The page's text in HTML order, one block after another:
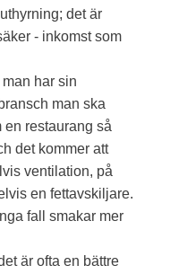
det är
- inkomst som
har sin
man ska
en restaurang så
det kommer att
ventilation, på
en fettavskiljare.
fall smakar mer
är ofta en bättre